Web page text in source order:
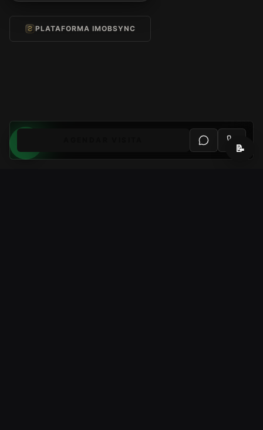
PLATAFORMA IMOBSYNC
📝